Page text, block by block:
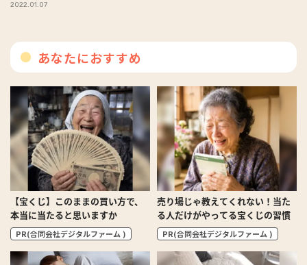
2022.01.07
あなたにおすすめ
【宝くじ】このままの買い方で、
本当に当たると思いますか
PR(合同会社デジタルファーム )
売り場じゃ教えてくれない！当た
る人だけがやってる宝くじの習慣
PR(合同会社デジタルファーム )